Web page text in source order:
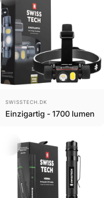
Brand
SWISSTECH.DK
Einzigartig - 1700 lumen